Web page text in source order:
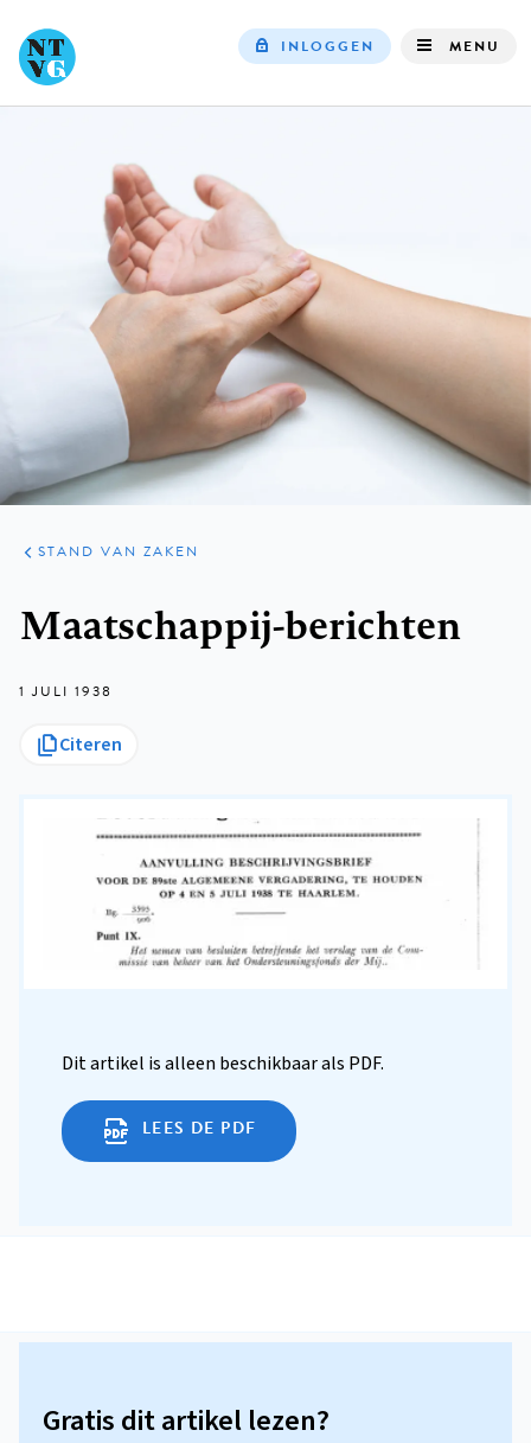
INLOGGEN MENU
ARTIKELEN
PRAKTIJK
STAND VAN ZAKEN
Maatschappij-berichten
1 JULI 1938
Citeren
Dit artikel is alleen beschikbaar als PDF.
LEES DE PDF
Gratis dit artikel lezen?